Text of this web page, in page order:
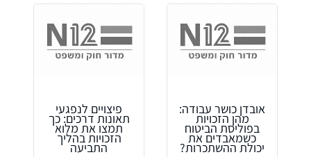
אובדן כושר עבודה:
מהן הזכויות
בפוליסת הביטוח
כשמאבדים את
יכולת ההשתכרות?
פיצויים לנפגעי
תאונות דרכים: כך
תמצו את מלוא
הזכויות בהליך
התביעה